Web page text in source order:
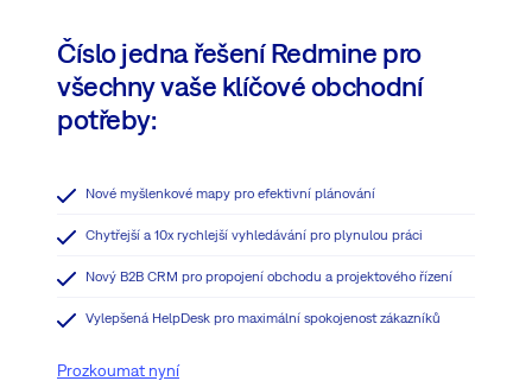
Číslo jedna řešení Redmine pro
všechny vaše klíčové obchodní
potřeby:
Nové myšlenkové mapy pro efektivní plánování
Chytřejší a 10x rychlejší vyhledávání pro plynulou práci
Nový B2B CRM pro propojení obchodu a projektového řízení
Vylepšená HelpDesk pro maximální spokojenost zákazníků
Prozkoumat nyní